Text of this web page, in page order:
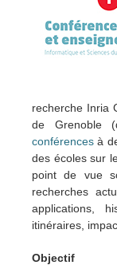
recherche Inria
de Grenoble
conférences à
des écoles sur
point de vue
recherches
applications,
itinéraires,
Objectif